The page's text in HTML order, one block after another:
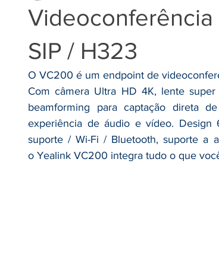
SIP / H323
O VC200 é um endpoint de
Com câmera Ultra HD 4K, lente
beamforming para captação direta
experiência de áudio e vídeo.
suporte / Wi-Fi / Bluetooth, suporte a
o Yealink VC200 integra tudo o que